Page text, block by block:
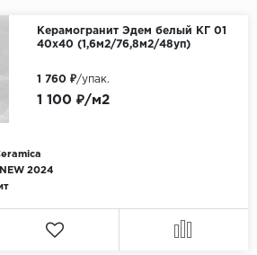
Керамогранит Эдем белый КГ 01
40х40 (1,6м2/76,8м2/48уп)
2024
1 100 ₽/м2
1 760 ₽/упак.